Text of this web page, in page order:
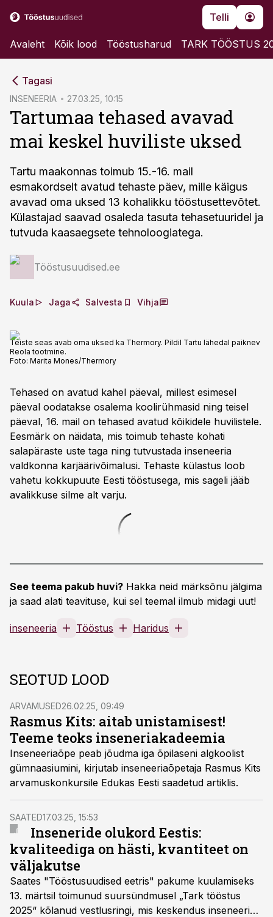
Telli
Avaleht Kõik lood Tööstusharud TARK TÖÖSTUS
Tagasi
INSENEERIA 27.03.25, 10:15
Tartumaa tehased avavad
mai keskel huviliste uksed
Tartu maakonnas toimub 15.-16. mail
esmakordselt avatud tehaste päev, mille käigus
avavad oma uksed 13 kohalikku tööstusettevõtet.
Külastajad saavad osaleda tasuta tehasetuuridel ja
tutvuda kaasaegsete tehnoloogiatega.
Tööstusuudised.ee
Kuula Jaga Salvesta Vihja
Teiste seas avab oma uksed ka Thermory. Pildil Tartu lähedal paiknev
Reola tootmine.
Foto: Marita Mones/Thermory
Tehased on avatud kahel päeval, millest esimesel
päeval oodatakse osalema koolirühmasid ning teisel
päeval, 16. mail on tehased avatud kõikidele huvilistele.
Eesmärk on näidata, mis toimub tehaste kohati
salapäraste uste taga ning tutvustada inseneeria
valdkonna karjäärivõimalusi. Tehaste külastus loob
vahetu kokkupuute Eesti tööstusega, mis sageli jääb
avalikkuse silme alt varju.
See teema pakub huvi? Hakka neid märksõnu jälgima
ja saad alati teavituse, kui sel teemal ilmub midagi uut!
inseneeria Tööstus Haridus
SEOTUD LOOD
ARVAMUSED26.02.25, 09:49
Rasmus Kits: aitab unistamisest!
Teeme teoks inseneriakadeemia
Inseneeriaõpe peab jõudma iga õpilaseni algkoolist
gümnaasiumini, kirjutab inseneeriaõpetaja Rasmus Kits
arvamuskonkursile Edukas Eesti saadetud artiklis.
SAATED17.03.25, 15:53
Inseneride olukord Eestis:
kvaliteediga on hästi, kvantiteet on
väljakutse
Saates "Tööstusuudised eetris" pakume kuulamiseks
13. märtsil toimunud suursündmusel „Tark tööstus
2025“ kõlanud vestlusringi, mis keskendus inseneeria